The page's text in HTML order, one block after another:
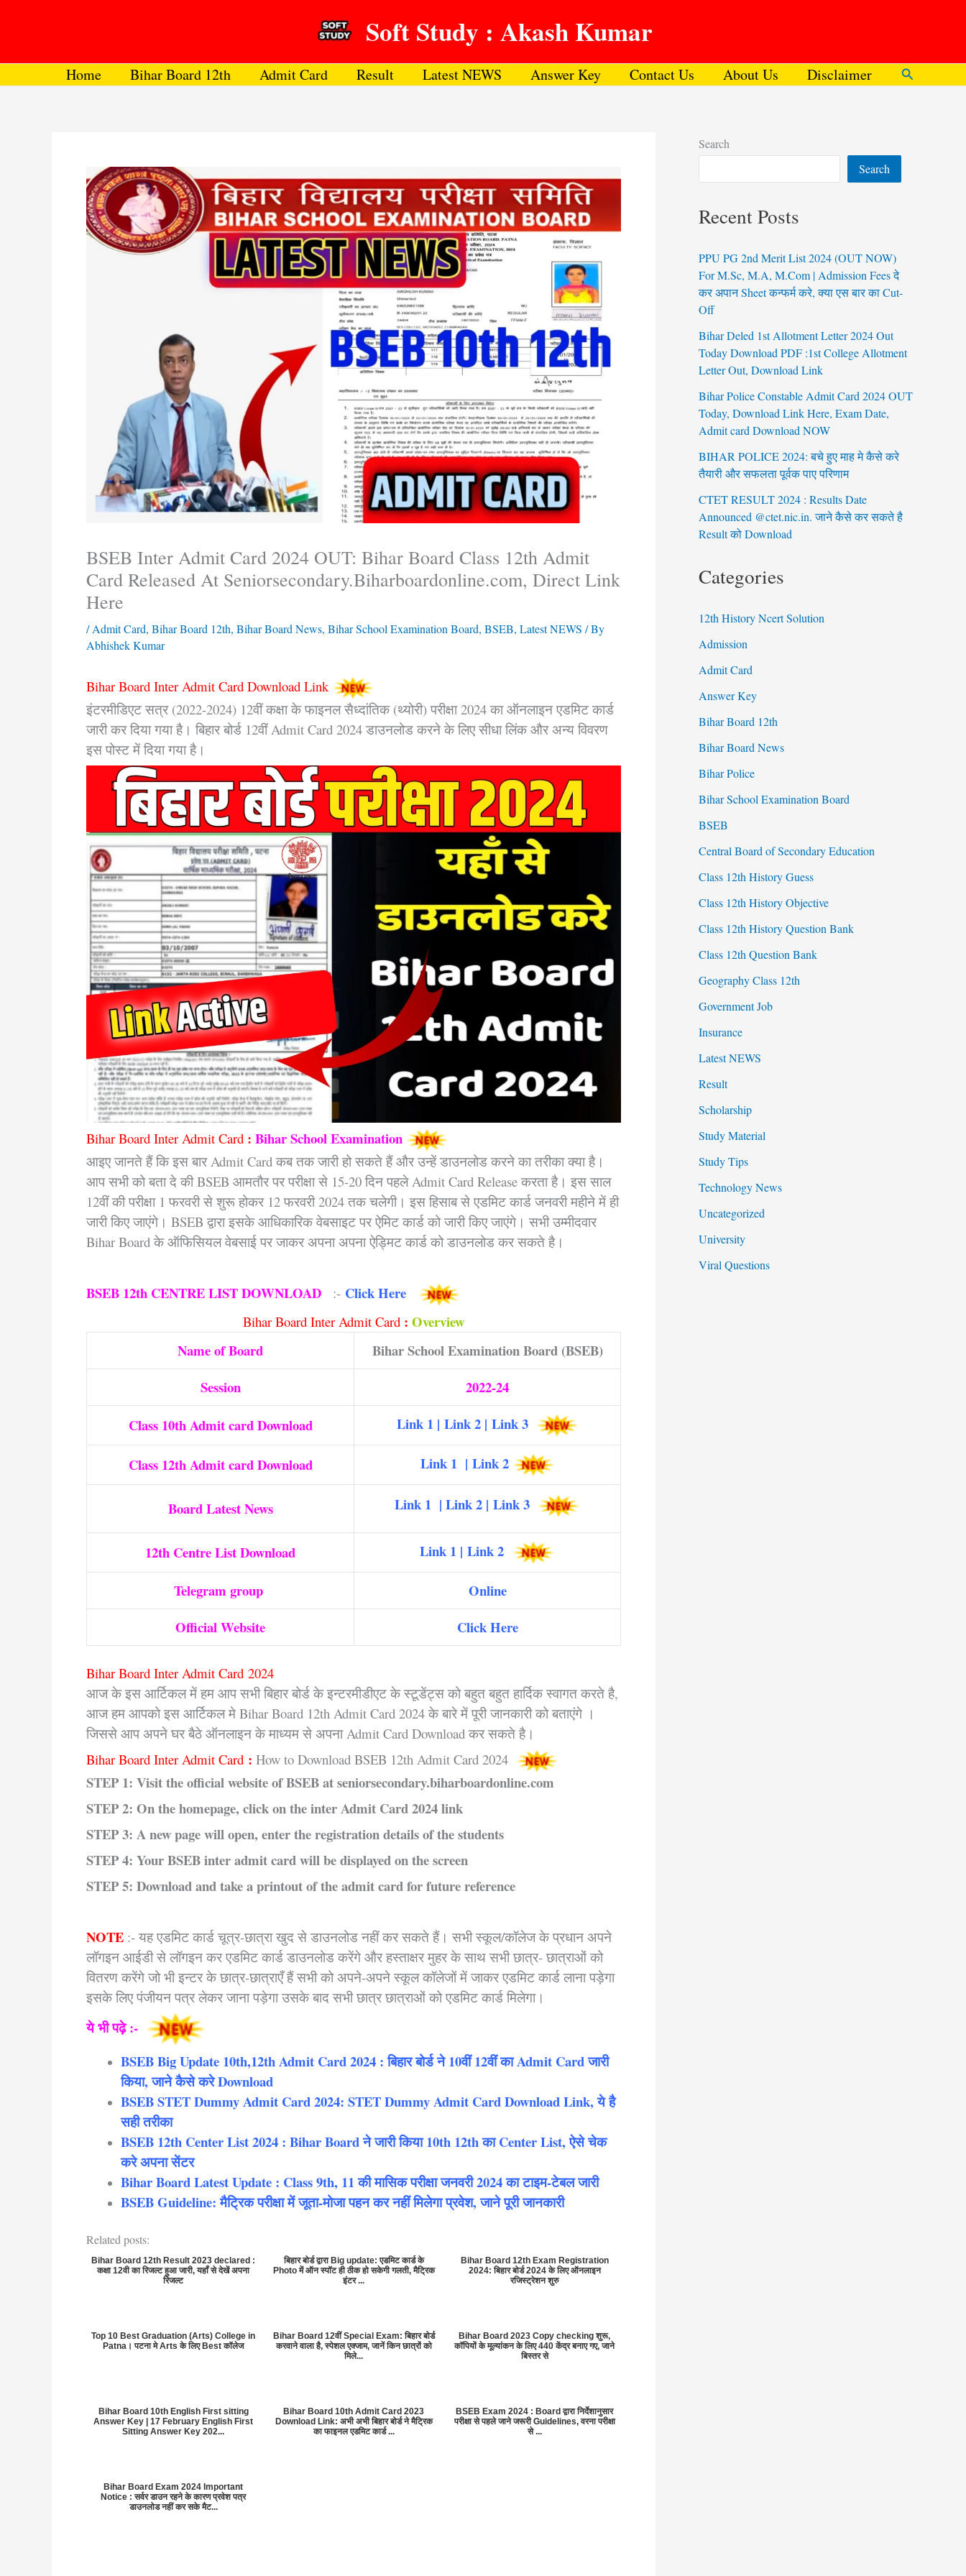
Soft Study : Akash Kumar
Home Bihar Board 12th Admit Card Result Latest NEWS Answer Key Contact Us About Us Disclaimer Search
BSEB Inter Admit Card 2024 OUT: Bihar Board Class 12th Admit
Card Released At Seniorsecondary.Biharboardonline.com, Direct Link
Here
/Admit Card, Bihar Board 12th, Bihar Board News, Bihar School Examination Board, BSEB, Latest NEWS / By
Abhishek Kumar
Bihar Board Inter Admit Card Download Link
इंटरमीडिएट सत्र (2022-2024) 12वीं कक्षा के फाइनल सैध्दांतिक (थ्योरी) परीक्षा 2024 का ऑनलाइन एडमिट कार्ड
जारी कर दिया गया है। बिहार बोर्ड 12वीं Admit Card 2024 डाउनलोड करने के लिए सीधा लिंक और अन्य विवरण
इस पोस्ट में दिया गया है।
Bihar Board Inter Admit Card : Bihar School Examination
आइए जानते हैं कि इस बार Admit Card कब तक जारी हो सकते हैं और उन्हें डाउनलोड करने का तरीका क्या है।
आप सभी को बता दे की BSEB आमतौर पर परीक्षा से 15-20 दिन पहले Admit Card Release करता है। इस साल
12वीं की परीक्षा 1 फरवरी से शुरू होकर 12 फरवरी 2024 तक चलेगी। इस हिसाब से एडमिट कार्ड जनवरी महीने में ही
जारी किए जाएंगे। BSEB द्वारा इसके आधिकारिक वेबसाइट पर ऐमिट कार्ड को जारी किए जाएंगे। सभी उम्मीदवार
Bihar Board के ऑफिसियल वेबसाई पर जाकर अपना अपना ऐड्मिट कार्ड को डाउनलोड कर सकते है।
BSEB 12th CENTRE LIST DOWNLOAD :- Click Here
Bihar Board Inter Admit Card : Overview
Name of Board
Bihar School Examination Board (BSEB)
Session
2022-24
Class 10th Admit card Download
Link 1 | Link 2| Link 3
Class 12th Admit card Download Link 1 | Link 2
Board Latest News Link 1 | Link 2 | Link 3
12th Centre List Download Link 1 | Link 2
Telegram group
Online
Official Website
ClickHere
Bihar Board Inter Admit Card 2024
आज के इस आर्टिकल में हम आप सभी बिहार बोर्ड के इन्टरमीडीएट के स्टूडेंट्स को बहुत बहुत हार्दिक स्वागत करते है,
आज हम आपको इस आर्टिकल मे Bihar Board 12th Admit Card 2024 के बारे में पूरी जानकारी को बताएंगे ।
जिससे आप अपने घर बैठे ऑनलाइन के माध्यम से अपना Admit Card Download कर सकते है।
Bihar Board Inter Admit Card : How to Download BSEB 12th Admit Card 2024
STEP 1: Visit the official website of BSEB at seniorsecondary.biharboardonline.com
STEP 2: On the homepage, click on the inter Admit Card 2024 link
STEP 3: A new page will open, enter the registration details of the students
STEP 4: Your BSEB inter admit card will be displayed on the screen
STEP 5: Download and take a printout of the admit card for future reference
NOTE :- यह एडमिट कार्ड चूत्र-छात्रा खुद से डाउनलोड नहीं कर सकते हैं। सभी स्कूल/कॉलेज के प्रधान अपने
लॉगइन आईडी से लॉगइन कर एडमिट कार्ड डाउनलोड करेंगे और हस्ताक्षर मुहर के साथ सभी छात्र- छात्राओं को
वितरण करेंगे जो भी इन्टर के छात्र-छात्राएँ हैं सभी को अपने-अपने स्कूल कॉलेजों में जाकर एडमिट कार्ड लाना पड़ेगा
इसके लिए पंजीयन पत्र लेकर जाना पड़ेगा उसके बाद सभी छात्र छात्राओं को एडमिट कार्ड मिलेगा।
ये भी पढ़े :-
BSEB Big Update 10th,12th Admit Card 2024 : बिहार बोर्ड ने 10वीं 12वीं का Admit Card जारी
किया, जाने कैसे करे Download
BSEB STET Dummy Admit Card 2024: STET Dummy Admit Card Download Link, ये है
सही तरीका
BSEB 12th Center List 2024 : Bihar Board ने जारी किया 10th 12th का Center List, ऐसे चेक
करे अपना सेंटर
Bihar Board Latest Update : Class 9th, 11 की मासिक परीक्षा जनवरी 2024 का टाइम-टेबल जारी
BSEB Guideline: मैट्रिक परीक्षा में जूता-मोजा पहन कर नहीं मिलेगा प्रवेश, जाने पूरी जानकारी
Related posts:
Bihar Board 12th Result 2023 declared :
कक्षा 12वी का रिजल्ट हुआ जारी, यहाँ से देखें अपना
रिजल्ट
बिहार बोर्ड द्वारा Big update: एडमिट कार्ड के
Photo में ऑन स्पॉट ही ठीक हो सकेगी गलती, मैट्रिक
इंटर ...
Bihar Board 12th Exam Registration
2024: बिहार बोर्ड 2024 के लिए ऑनलाइन
रजिस्ट्रेशन शुरु
Top 10 Best Graduation (Arts) College in
Patna। पटना मे Arts के लिए Best कॉलेज
Bihar Board 12वीं Special Exam: बिहार बोर्ड
करवाने वाला है, स्पेशल एक्जाम, जानें किन छात्रों को
मिले...
Bihar Board 2023 Copy checking शुरू,
कॉपियों के मूल्यांकन के लिए 440 केंद्र बनाए गए, जाने
बिस्तर से
Bihar Board 10th English First sitting
Answer Key | 17 February English First
Sitting Answer Key 202...
Bihar Board 10th Admit Card 2023
Download Link: अभी अभी बिहार बोर्ड ने मैट्रिक
का फाइनल एडमिट कार्ड ...
BSEB Exam 2024 : Board द्वारा निर्देशानुसार
परीक्षा से पहले जाने जरूरी Guidelines, वरना परीक्षा
से ...
Bihar Board Exam 2024 Important
Notice : सर्वर डाउन रहने के कारण प्रवेश पत्र
डाउनलोड नहीं कर सके मैट...
Search
Search
Recent Posts
PPU PG 2nd Merit List 2024 (OUT NOW)
For M.Sc, M.A, M.Com | Admission Fees दे
कर अपान Sheet कन्फर्म करे, क्या एस बार का Cut-
Off
Bihar Deled 1st Allotment Letter 2024 Out
Today Download PDF :1st College Allotment
Letter Out, Download Link
Bihar Police Constable Admit Card 2024 OUT
Today, Download Link Here, Exam Date,
Admit card Download NOW
BIHAR POLICE 2024: बचे हुए माह मे कैसे करे
तैयारी और सफलता पूर्वक पाए परिणाम
CTET RESULT 2024 : Results Date
Announced @ctet.nic.in. जाने कैसे कर सकते है
Result को Download
Categories
12th History Ncert Solution
Admission
Admit Card
Answer Key
Bihar Board 12th
Bihar Board News
Bihar Police
Bihar School Examination Board
BSEB
Central Board of Secondary Education
Class 12th History Guess
Class 12th History Objective
Class 12th History Question Bank
Class 12th Question Bank
Geography Class 12th
Government Job
Insurance
Latest NEWS
Result
Scholarship
Study Material
Study Tips
Technology News
Uncategorized
University
Viral Questions